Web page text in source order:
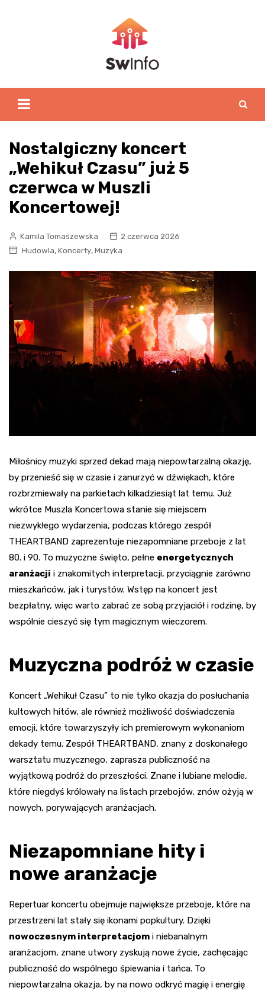
Nostalgiczny koncert
„Wehikuł Czasu” już 5
czerwca w Muszli
Koncertowej!
Kamila Tomaszewska
2 czerwca 2026
Hudowla, Koncerty, Muzyka
Miłośnicy muzyki sprzed dekad mają niepowtarzalną okazję,
by przenieść się w czasie i zanurzyć w dźwiękach, które
rozbrzmiewały na parkietach kilkadziesiąt lat temu. Już
wkrótce Muszla Koncertowa stanie się miejscem
niezwykłego wydarzenia, podczas którego zespół
THEARTBAND zaprezentuje niezapomniane przeboje z lat
80. i 90. To muzyczne święto, pełne energetycznych
aranżacji i znakomitych interpretacji, przyciągnie zarówno
mieszkańców, jak i turystów. Wstęp na koncert jest
bezpłatny, więc warto zabrać ze sobą przyjaciół i rodzinę, by
wspólnie cieszyć się tym magicznym wieczorem.
Muzyczna podróż w czasie
Koncert „Wehikuł Czasu” to nie tylko okazja do posłuchania
kultowych hitów, ale również możliwość doświadczenia
emocji, które towarzyszyły ich premierowym wykonaniom
dekady temu. Zespół THEARTBAND, znany z doskonałego
warsztatu muzycznego, zaprasza publiczność na
wyjątkową podróż do przeszłości. Znane i lubiane melodie,
które niegdyś królowały na listach przebojów, znów ożyją w
nowych, porywających aranżacjach.
Niezapomniane hity i
nowe aranżacje
Repertuar koncertu obejmuje największe przeboje, które na
przestrzeni lat stały się ikonami popkultury. Dzięki
nowoczesnym interpretacjom i niebanalnym
aranżacjom, znane utwory zyskują nowe życie, zachęcając
publiczność do wspólnego śpiewania i tańca. To
niepowtarzalna okazja, by na nowo odkryć magię i energię